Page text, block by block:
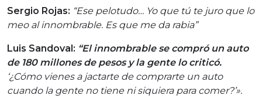
Sergio Rojas: “Ese pelotudo… Yo que tú te juro que lo
meo al innombrable. Es que me da rabia”
Luis Sandoval: “El innombrable se compró un auto
de 180 millones de pesos y la gente lo criticó.
‘¿Cómo vienes a jactarte de comprarte un auto
cuando la gente no tiene ni siquiera para comer?’».